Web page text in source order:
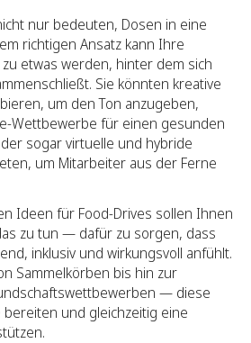
nur bedeuten, Dosen in eine
richtigen Ansatz kann Ihre
etwas werden, hinter dem sich
Sie könnten kreative
um den Ton anzugeben,
Wettbewerbe für einen gesunden
sogar virtuelle und hybride
um Mitarbeiter aus der Ferne
Ideen für Food-Drives sollen Ihnen
zu tun — dafür zu sorgen, dass
inklusiv und wirkungsvoll anfühlt.
Sammelkörben bis hin zur
— diese
und gleichzeitig eine